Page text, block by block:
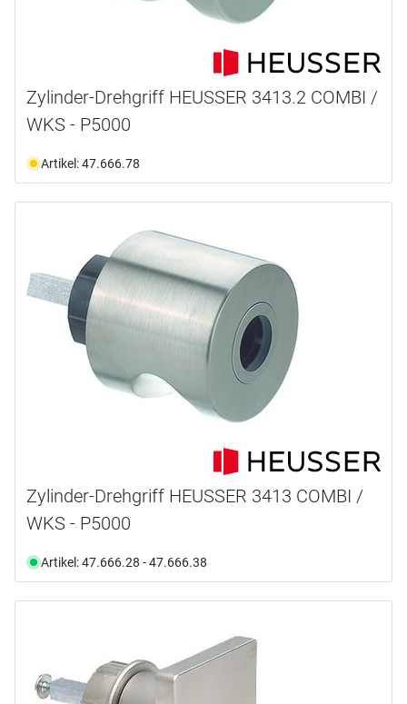
Zylinder-Drehgriff HEUSSER 3413.2 COMBI /
WKS - P5000
Artikel: 47.666.78
Zylinder-Drehgriff HEUSSER 3413 COMBI /
WKS - P5000
Artikel: 47.666.28 - 47.666.38